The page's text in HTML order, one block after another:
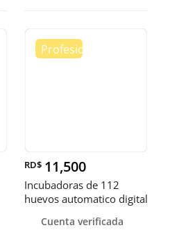
RD$ 11,500
Incubadoras de 112
huevos automatico digital
Cuenta verificada